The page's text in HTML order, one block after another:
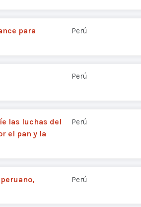
para
Perú
Perú
las luchas del
el pan y la
Perú
Perú